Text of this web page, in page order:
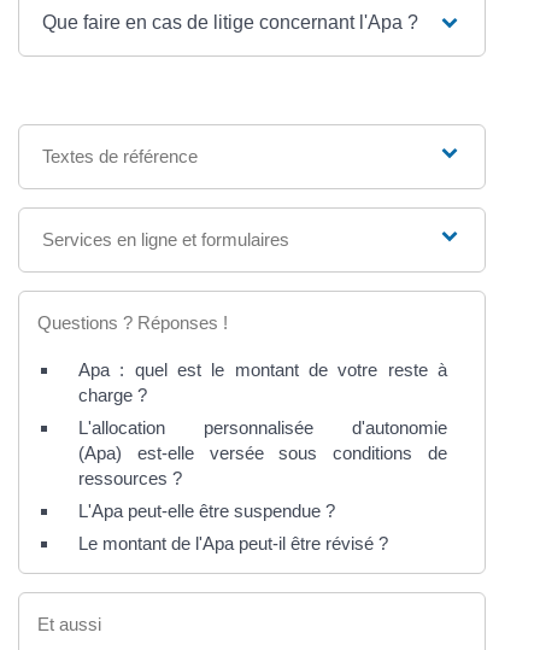
Que faire en cas de litige concernant l'Apa ?
Textes de référence
Services en ligne et formulaires
Questions ? Réponses !
Apa : quel est le montant de votre reste à
charge ?
L'allocation personnalisée d'autonomie
(Apa) est-elle versée sous conditions de
ressources ?
L'Apa peut-elle être suspendue ?
Le montant de l'Apa peut-il être révisé ?
Et aussi